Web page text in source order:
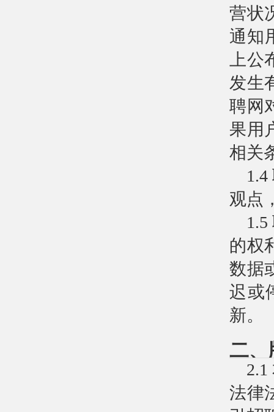
营状
通知
上
发生
聘网
果用
相关
观点
的权
数据
迟或
新。
二、
法律